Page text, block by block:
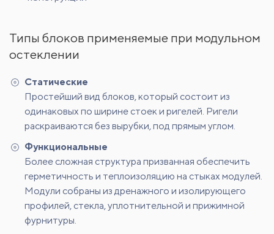
Типы блоков применяемые при модульном
остеклении
Статические
Простейший вид блоков, который состоит из
одинаковых по ширине стоек и ригелей. Ригели
раскраиваются без вырубки, под прямым углом.
Функциональные
Более сложная структура призванная обеспечить
герметичность и теплоизоляцию на стыках модулей.
Модули собраны из дренажного и изолирующего
профилей, стекла, уплотнительной и прижимной
фурнитуры.